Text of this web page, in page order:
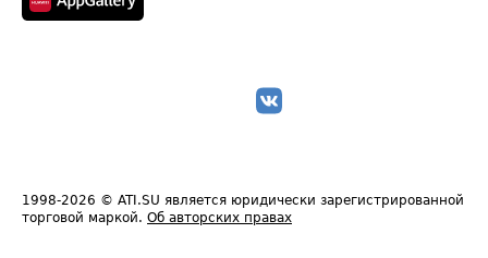
1998-2026 © ATI.SU является юридически зарегистрированной
торговой маркой. Об авторских правах